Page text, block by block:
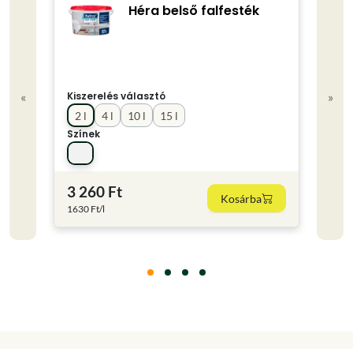
«
Héra belső falfesték
Kiszerelés választó
2 l
4 l 10 l
15 l
Színek
3 260 Ft
1630 Ft/l
Kosárba
»